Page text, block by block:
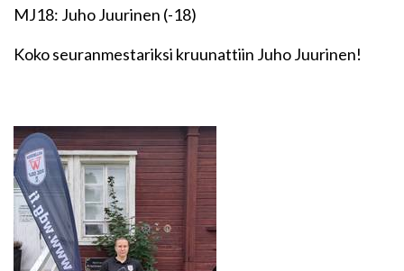
MJ18: Juho Juurinen (-18)
Koko seuranmestariksi kruunattiin Juho Juurinen!